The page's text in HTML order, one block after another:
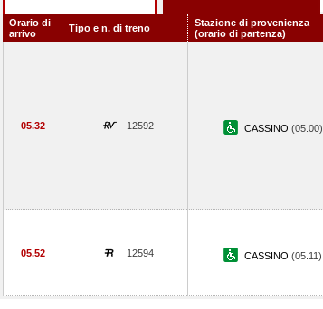
Orario di
arrivo
Tipo e n. di treno
Stazione di provenienza
(orario di partenza)
05.32 12592 CASSINO (05.00)
05.52 12594 CASSINO (05.11)